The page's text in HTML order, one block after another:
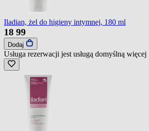
Iladian, żel do higieny intymnej, 180 ml
18 99
Dodaj
Usługa rezerwacji jest usługą domyślną więcej